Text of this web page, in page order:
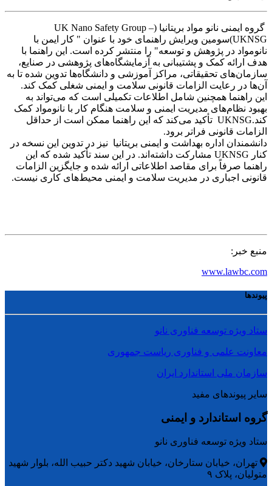
گروه ایمنی نانو مواد بریتانیا (UK Nano Safety Group –
UKNSG)سومین ویرایش راهنمای خود با عنوان " کار ایمن با
نانومواد در پژوهش و توسعه" را منتشر کرده است. این راهنما با
هدف ارائه کمک و پشتیبانی به آزمایشگاه‌های پژوهشی در صنایع،
سازمان‌های تحقیقاتی، مراکز آموزشی و دانشگاه‌ها تدوین شده تا به
آن‌ها در رعایت الزامات قانونی سلامت و ایمنی شغلی کمک کند.
این راهنما همچنین شامل اطلاعات تکمیلی است که می‌تواند به
بهبود نظام‌های مدیریت ایمنی و سلامت هنگام کار با نانومواد کمک
کند.UKNSG تأکید می‌کند که این راهنما ممکن است از حداقل
الزامات قانونی فراتر برود.
دانشمندان اداره بهداشت و ایمنی بریتانیا نیز در تدوین این نسخه در
کنار UKNSG مشارکت داشته‌اند. در این سند تأکید شده که این
راهنما صرفاً برای مقاصد اطلاعاتی ارائه شده و جایگزین الزامات
قانونی اجباری در مدیریت سلامت و ایمنی محیط‌های کاری نیست.
منبع خبر:
www.lawbc.com
پیوندها
ستاد ویژه توسعه فناوری نانو
معاونت علمی و فناوری ریاست جمهوری
سازمان ملی استاندارد ایران
سایر پیوندهای مفید
گروه استاندارد و ایمنی
ستاد ویژه توسعه فناوری نانو
تهران، خیابان ستارخان، خیابان شهید دکتر حبیب الله، بلوار شهید
متولیان، پلاک ۹